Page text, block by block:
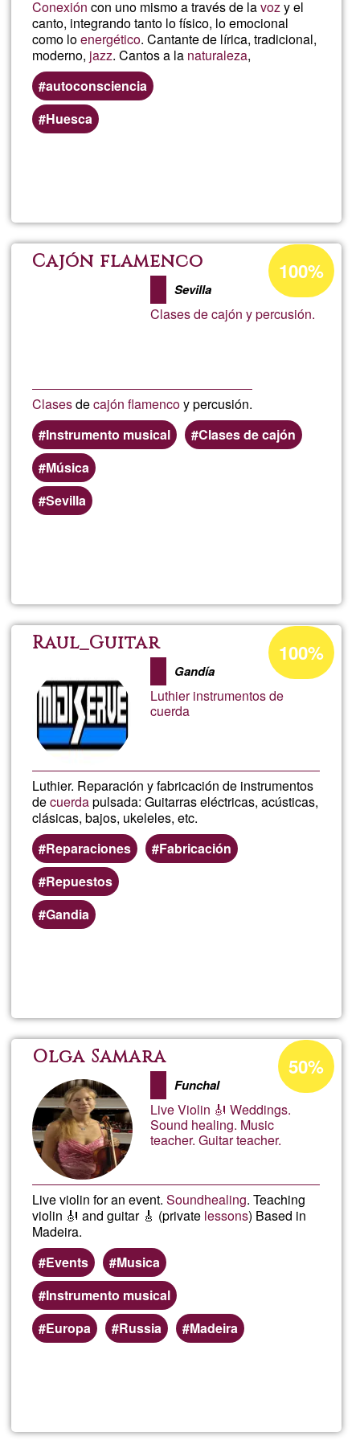
no
Conexión con uno mismo a través de lavozy el
canto, integrando tanto lo físico, lo emocional
como loenergético. Cantante de lírica, tradicional,
moderno, jazz. Cantos a la naturaleza,
autoconsciencia
Huesca
Canto,
música
y
Cajón flamenco
Sevilla
Clases de cajón y percusión.
Clasesdecajón flamencoy percusión.
Instrumento musical
Clases de cajón
Música
Sevilla
Porcentaje
de
aceptación
de
100%
Cajón
Raul_Guitar
Gandía
Luthier instrumentos de
cuerda
Luthier. Reparación y fabricación de instrumentos
decuerdapulsada: Guitarras eléctricas, acústicas,
clásicas, bajos, ukeleles, etc.
Reparaciones
Fabricación
Repuestos
Gandia
Porcentaje
de
aceptación
de
100%
Olga Samara
Funchal
Live Violin 🎻 Weddings.
Sound healing. Music
teacher. Guitar teacher.
Live violin for an event.Soundhealing. Teaching
violin 🎻 and guitar 🎸 (private lessons) Based in
Madeira.
Events
Musica
Instrumento musical
Europa
Russia Madeira
Porcentaje
de
aceptación
de
G1
50%
Olga